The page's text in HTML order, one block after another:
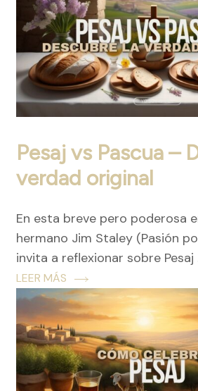
Pesaj vs Pascua –
verdad original
En esta breve pero poderosa
hermano Jim Staley (Pasión
invita a reflexionar sobre Pesaj
LEER MÁS